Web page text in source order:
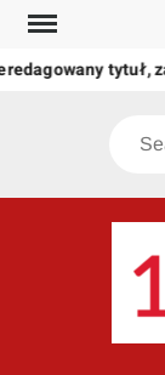
Skip
content
tytuł,